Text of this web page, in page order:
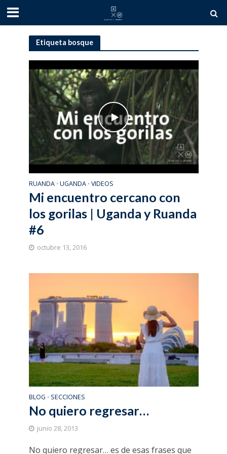
Etiqueta bosque
RUANDA • UGANDA • VIDEOS
Mi encuentro cercano con
los gorilas | Uganda y Ruanda
#6
octubre 13, 2016
BLOG • SECCIONES
No quiero regresar…
junio 28, 2013
No quiero regresar… es de esas frases que